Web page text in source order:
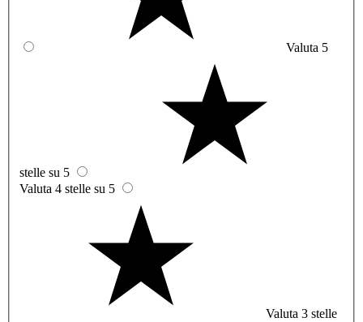
Valuta 5
stelle su 5
Valuta 4 stelle su 5
Valuta 3 stelle